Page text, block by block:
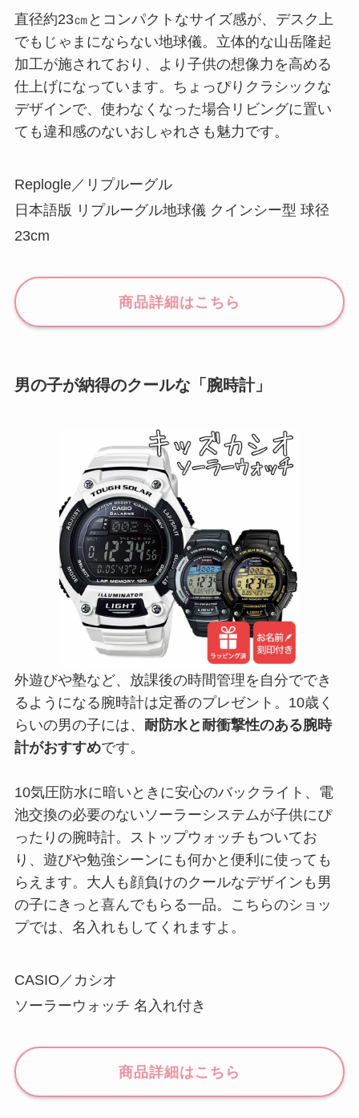
直径約23㎝とコンパクトなサイズ感が、デスク上
でもじゃまにならない地球儀。立体的な山岳隆起
加工が施されており、より子供の想像力を高める
仕上げになっています。ちょっぴりクラシックな
デザインで、使わなくなった場合リビングに置い
ても違和感のないおしゃれさも魅力です。
Replogle／リプルーグル
日本語版 リプルーグル地球儀 クインシー型 球径
23cm
商品詳細はこちら
男の子が納得のクールな「腕時計」
外遊びや塾など、放課後の時間管理を自分ででき
るようになる腕時計は定番のプレゼント。10歳く
らいの男の子には、 耐防水と耐衝撃性のある腕時
計がおすすめです。
10気圧防水に暗いときに安心のバックライト、電
池交換の必要のないソーラーシステムが子供にぴ
ったりの腕時計。ストップウォッチもついてお
り、遊びや勉強シーンにも何かと便利に使っても
らえます。大人も顔負けのクールなデザインも男
の子にきっと喜んでもらる一品。こちらのショッ
プでは、名入れもしてくれますよ。
CASIO／カシオ
ソーラーウォッチ 名入れ付き
商品詳細はこちら